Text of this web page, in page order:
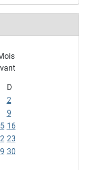
D
2
9
16
23
30